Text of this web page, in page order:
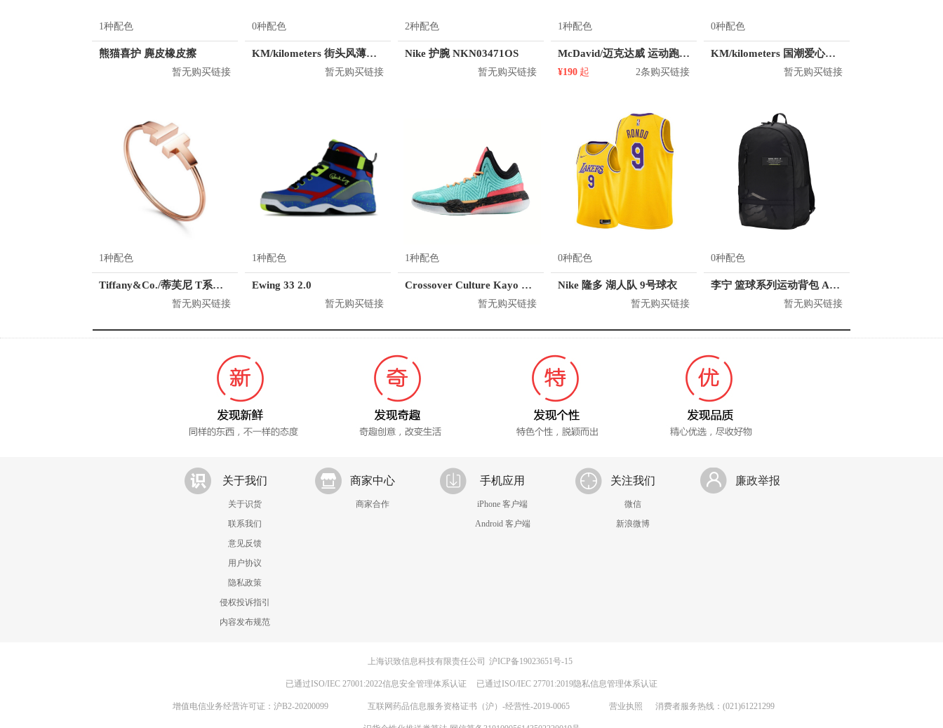
1种配色
熊猫喜护 麂皮橡皮擦
暂无购买链接
0种配色
KM/kilometers 街头风薄款印花短袖T恤 男女同款 M2X2108248
暂无购买链接
2种配色
Nike 护腕 NKN03471OS
暂无购买链接
1种配色
McDavid/迈克达威 运动跑步骼胫束绑带
¥190 起 2条购买链接
0种配色
KM/kilometers 国潮爱心短袖T恤 M2X2108466
暂无购买链接
1种配色
Tiffany&Co./蒂芙尼 T系列 18K玫瑰金手镯
暂无购买链接
1种配色
Ewing 33 2.0
暂无购买链接
1种配色
Crossover Culture Kayo LP2
暂无购买链接
0种配色
Nike 隆多 湖人队 9号球衣
暂无购买链接
0种配色
李宁 篮球系列运动背包 ABSQ064
暂无购买链接
关于我们
关于识货
联系我们
意见反馈
用户协议
隐私政策
侵权投诉指引
内容发布规范
商家中心
商家合作
手机应用
iPhone 客户端
Android 客户端
关注我们
微信
新浪微博
廉政举报
上海识致信息科技有限责任公司 沪ICP备19023651号-15
已通过ISO/IEC 27001:2022信息安全管理体系认证 已通过ISO/IEC 27701:2019隐私信息管理体系认证
增值电信业务经营许可证：沪B2-20200099 互联网药品信息服务资格证书（沪）-经营性-2019-0065 营业执照 消费者服务热线：(021)61221299